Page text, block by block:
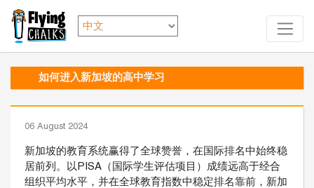
如何进入新加坡的高中学习
06 August 2024
新加坡的教育系统赢得了全球赞誉，在国际排名中始终稳
居前列。以PISA（国际学生评估项目）成绩远高于经合
组织平均水平，并在全球教育指数中稳定排名靠前，新加